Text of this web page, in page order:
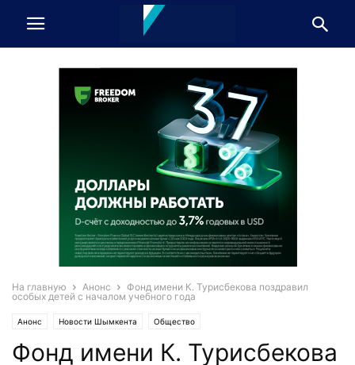
На главную Анонс
Фонд имени К. Турисбекова поздравил
особых детей с началом учебного года
Анонс Новости Шымкента Общество
Фонд имени К. Турисбекова